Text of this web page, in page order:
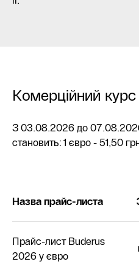
Комерційний
З 03.08.2026 до
становить: 1 євро - 51,50
Назва прайс-листа
Прайс-лист Buderus
2026 у євро